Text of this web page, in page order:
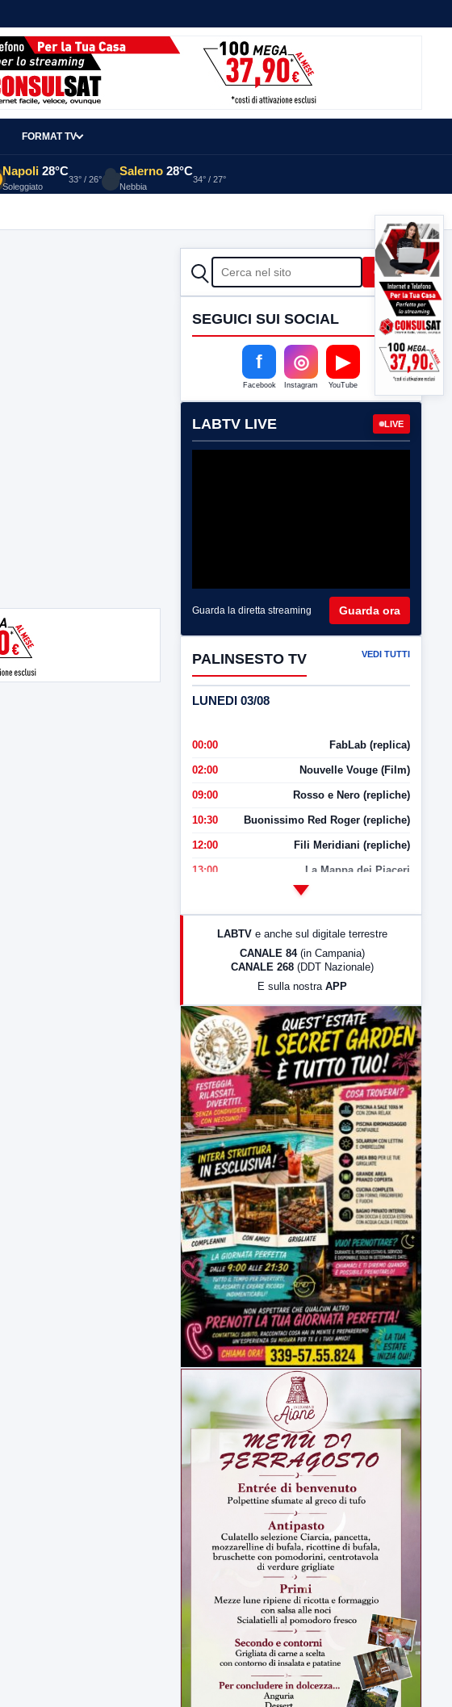
FORMAT TV
Napoli 28°C
Soleggiato
33° / 26°
Salerno 28°C
Nebbia
34° / 27°
CERCA Cerca
SEGUICI SUI SOCIAL
f
Facebook
◎
Instagram
▶
YouTube
LABTV LIVE LIVE
Guarda la diretta streaming Guarda ora
PALINSESTO TV VEDI TUTTI
LUNEDI 03/08
00:00 FabLab (replica)
02:00 Nouvelle Vouge (Film)
09:00 Rosso e Nero (repliche)
10:30 Buonissimo Red Roger (repliche)
12:00 Fili Meridiani (repliche)
13:00 La Mappa dei Piaceri
LabNews (Diretta)
23:00 LabNews (replica)
LABTV e anche sul digitale terrestre
CANALE 84 (in Campania)
CANALE 268 (DDT Nazionale)
E sulla nostra APP
ULTIMI VIDEO
TUTTI I VIDEO